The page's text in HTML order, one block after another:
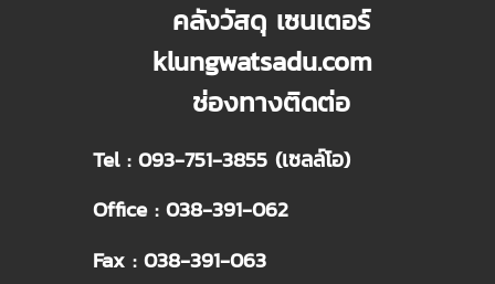
คลังวัสดุ เซนเตอร์
klungwatsadu.com
ช่องทางติดต่อ
Tel : 093-751-3855 (เซลล์โอ)
Office : 038-391-062
Fax : 038-391-063